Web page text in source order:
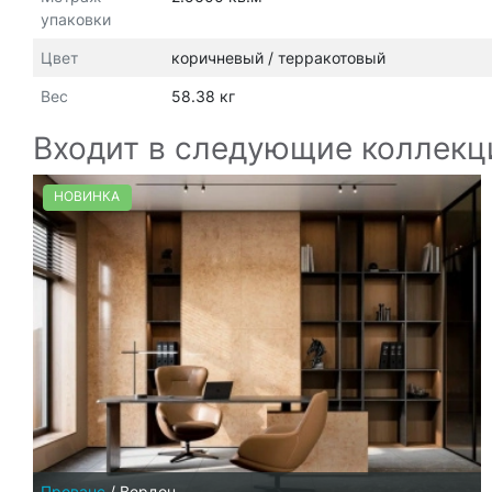
упаковки
Цвет коричневый / терракотовый
Вес 58.38 кг
Входит в следующие
НОВИНКА